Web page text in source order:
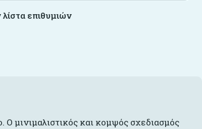
επιθυμιών
μινιμαλιστικός και κομψός σχεδιασμός